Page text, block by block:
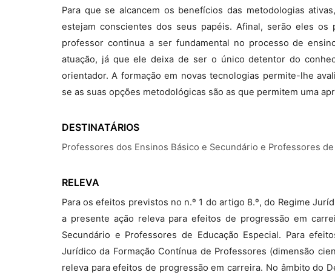
Para que se alcancem os benefícios das metodologias
estejam conscientes dos seus papéis. Afinal, serão eles os
professor continua a ser fundamental no processo de
atuação, já que ele deixa de ser o único detentor do
orientador. A formação em novas tecnologias permite-lhe
se as suas opções metodológicas são as que permitem uma
DESTINATÁRIOS
Professores dos Ensinos Básico e Secundário e Professores
RELEVA
Para os efeitos previstos no n.º 1 do artigo 8.º, do Regime
a presente ação releva para efeitos de progressão em
Secundário e Professores de Educação Especial. Para
Jurídico da Formação Contínua de Professores (dimensão
releva para efeitos de progressão em carreira. No âmbito do